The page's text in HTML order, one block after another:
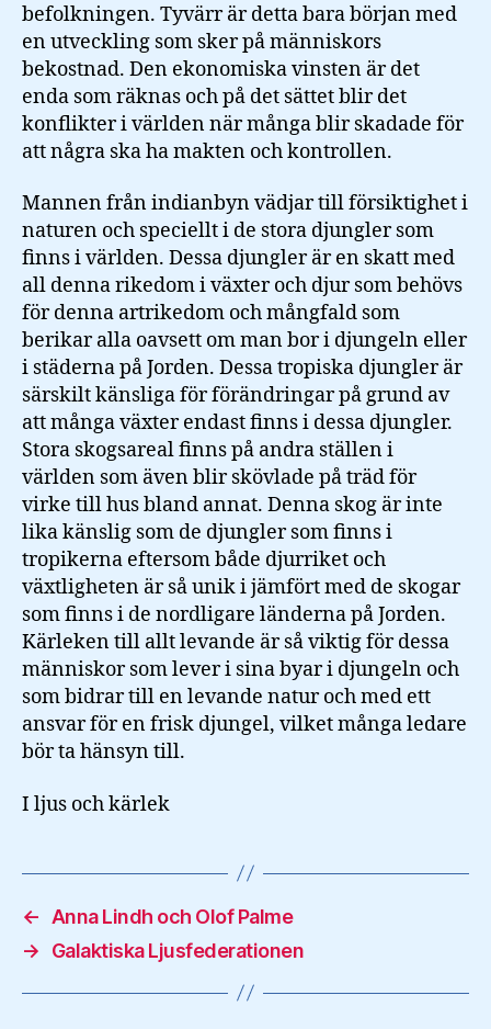
befolkningen. Tyvärr är detta bara början med
en utveckling som sker på människors
bekostnad. Den ekonomiska vinsten är det
enda som räknas och på det sättet blir det
konflikter i världen när många blir skadade för
att några ska ha makten och kontrollen.
Mannen från indianbyn vädjar till försiktighet i
naturen och speciellt i de stora djungler som
finns i världen. Dessa djungler är en skatt med
all denna rikedom i växter och djur som behövs
för denna artrikedom och mångfald som
berikar alla oavsett om man bor i djungeln eller
i städerna på Jorden. Dessa tropiska djungler är
särskilt känsliga för förändringar på grund av
att många växter endast finns i dessa djungler.
Stora skogsareal finns på andra ställen i
världen som även blir skövlade på träd för
virke till hus bland annat. Denna skog är inte
lika känslig som de djungler som finns i
tropikerna eftersom både djurriket och
växtligheten är så unik i jämfört med de skogar
som finns i de nordligare länderna på Jorden.
Kärleken till allt levande är så viktig för dessa
människor som lever i sina byar i djungeln och
som bidrar till en levande natur och med ett
ansvar för en frisk djungel, vilket många ledare
bör ta hänsyn till.
I ljus och kärlek
←
Anna Lindh och Olof Palme
→
Galaktiska Ljusfederationen